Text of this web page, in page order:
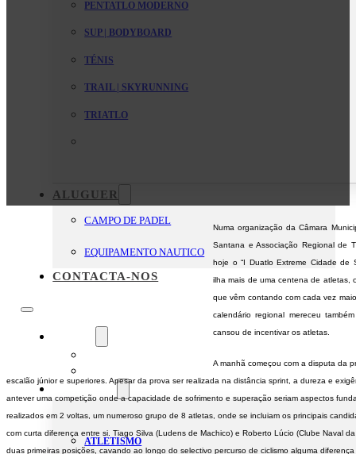
PENTATLO MODERNO
SUP | BODYBOARD
TÉNIS
TRAIL | SKYRUNNING
TRIATLO
ALUGUER
CAMPO DE PADEL
EQUIPAMENTO NAUTICO
CONTACTA-NOS
Modalidades
ATLETISMO
Numa organização da Câmara
Santana e Associação Regional de
hoje o “I Duatlo Extreme Cidade de
ilha mais de uma centena de atletas,
que vêm contando com cada vez
calendário regional mereceu
cansou de incentivar os atletas.
A manhã começou com a disputa da
escalão júnior e superiores. Apesar da prova ser realizada na distância sprint, a dureza e
antever uma competição onde a capacidade de sofrimento e superação seriam aspectos
realizados em 2 voltas, um numeroso grupo de 8 atletas, onde se incluiam os principais
com curta diferença entre si. Tiago Silva (Ludens de Machico) e Roberto Lúcio (Clube Naval
duas primeiras posições, cavando ao longo do selectivo percurso de ciclismo alguma